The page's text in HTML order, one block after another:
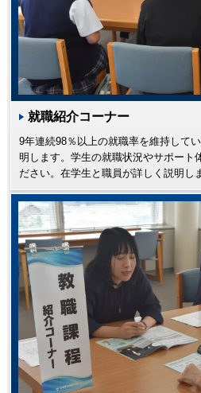
就職紹介コーナー
9年連続98％以上の就職率を維持して
明します。学生の就職状況やサポート
ださい。在学生と職員が詳しく説明し